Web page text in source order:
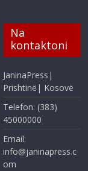
Na
kontaktoni
JaninaPress|
Prishtinë| Kosovë
Telefon: (383)
45000000
Email:
info@janinapress.c
om